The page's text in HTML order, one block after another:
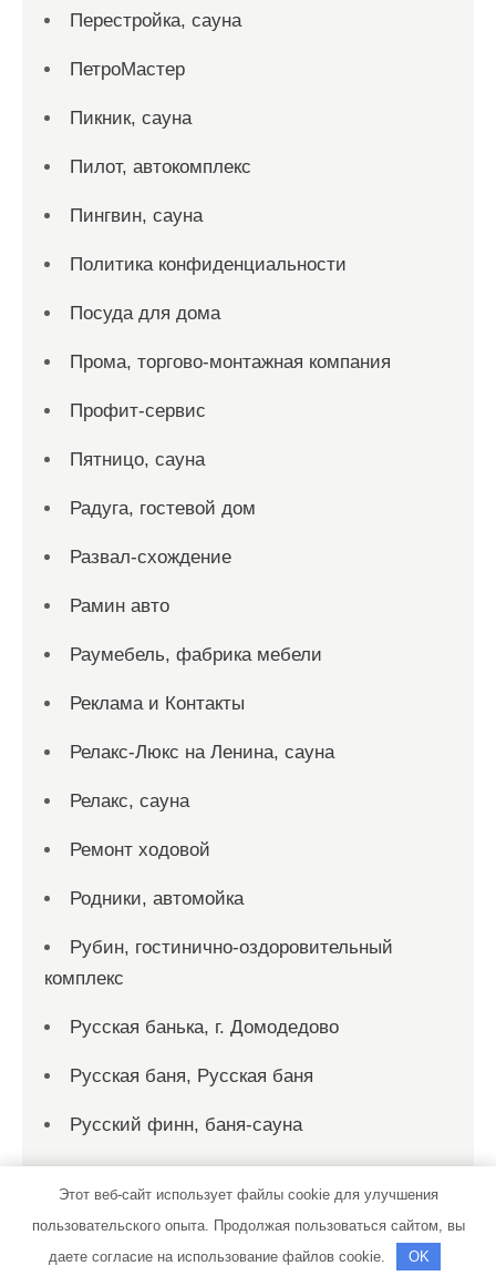
Перестройка, сауна
ПетроМастер
Пикник, сауна
Пилот, автокомплекс
Пингвин, сауна
Политика конфиденциальности
Посуда для дома
Прома, торгово-монтажная компания
Профит-сервис
Пятницо, сауна
Радуга, гостевой дом
Развал-схождение
Рамин авто
Раумебель, фабрика мебели
Реклама и Контакты
Релакс-Люкс на Ленина, сауна
Релакс, сауна
Ремонт ходовой
Родники, автомойка
Рубин, гостинично-оздоровительный
комплекс
Русская банька, г. Домодедово
Русская баня, Русская баня
Русский финн, баня-сауна
Рыбка, сауна
Рэн, сервисный автокомплекс
Этот веб-сайт использует файлы cookie для улучшения
пользовательского опыта. Продолжая пользоваться сайтом, вы
даете согласие на использование файлов cookie.
OK